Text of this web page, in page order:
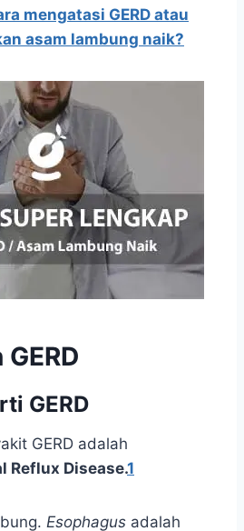
mengatasi GERD atau
asam lambung naik?
GERD
GERD adalah
Reflux Disease.1
Esophagus adalah